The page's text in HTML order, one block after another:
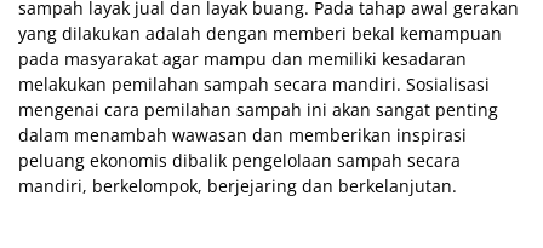
sampah layak jual dan layak buang. Pada tahap awal gerakan
yang dilakukan adalah dengan memberi bekal kemampuan
pada masyarakat agar mampu dan memiliki kesadaran
melakukan pemilahan sampah secara mandiri. Sosialisasi
mengenai cara pemilahan sampah ini akan sangat penting
dalam menambah wawasan dan memberikan inspirasi
peluang ekonomis dibalik pengelolaan sampah secara
mandiri, berkelompok, berjejaring dan berkelanjutan.